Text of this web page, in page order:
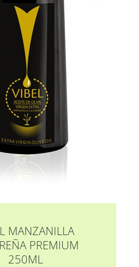
MANZANILLA
PREMIUM
250ML